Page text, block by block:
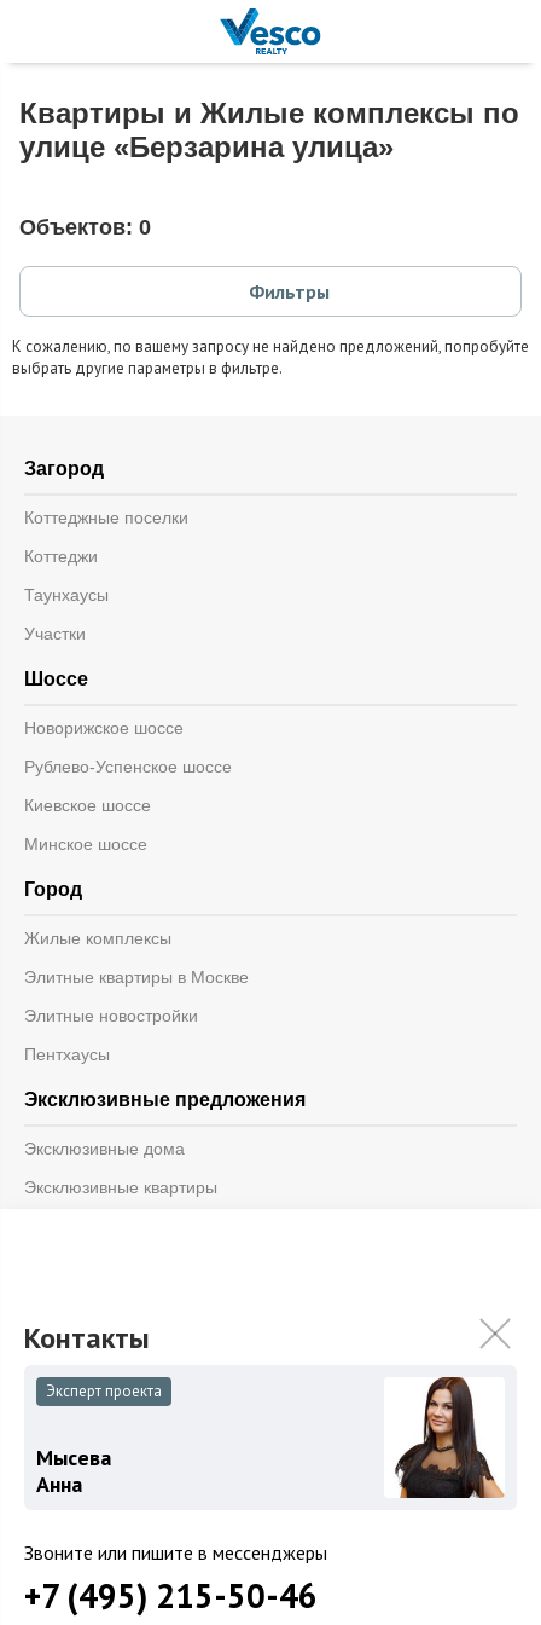
Квартиры и Жилые комплексы по
улице «Берзарина улица»
Объектов: 0
Фильтры
К сожалению, по вашему запросу не найдено предложений, попробуйте
выбрать другие параметры в фильтре.
Загород
Коттеджные поселки
Коттеджи
Таунхаусы
Участки
Шоссе
Новорижское шоссе
Рублево-Успенское шоссе
Киевское шоссе
Минское шоссе
Город
Жилые комплексы
Элитные квартиры в Москве
Элитные новостройки
Пентхаусы
Эксклюзивные предложения
Эксклюзивные дома
Эксклюзивные квартиры
© 2026 «Vesco Realty»
Дизайн и разработка -
ОГРН 1147746264599
ИНН 7714930244
Эксперт проекта
Мысева
Анна
Звоните или пишите в мессенджеры
+7 (495) 215-50-46